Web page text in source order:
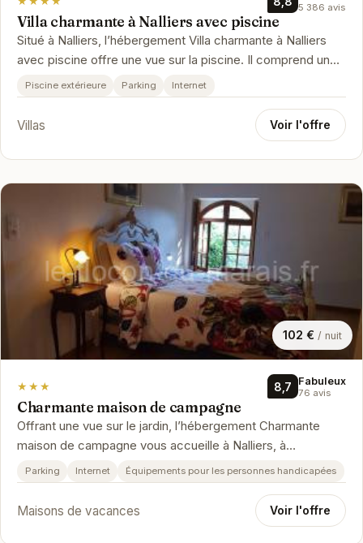
5 386 avis
Villa charmante à Nalliers avec piscine
Situé à Nalliers, l’hébergement Villa charmante à Nalliers
avec piscine offre une vue sur la piscine. Il comprend un
barbecue et u…
Piscine extérieure Parking Internet
Villas Voir l'offre
102 €/ nuit
★★★ 8,7 Fabuleux
76 avis
Charmante maison de campagne
Offrant une vue sur le jardin, l’hébergement Charmante
maison de campagne vous accueille à Nalliers, à
respectivement 45 km et 46 …
Parking Internet Équipements pour les personnes handicapées
Maisons de vacances Voir l'offre